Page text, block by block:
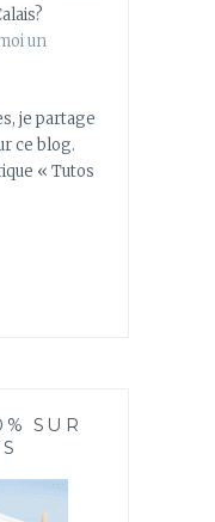
un
je partage
ce blog.
« Tutos
SUR